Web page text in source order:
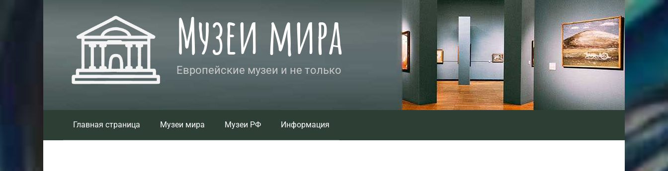
Музеи мира
Европейские музеи и не только
Главная страница Музеи мира Музеи РФ Информация